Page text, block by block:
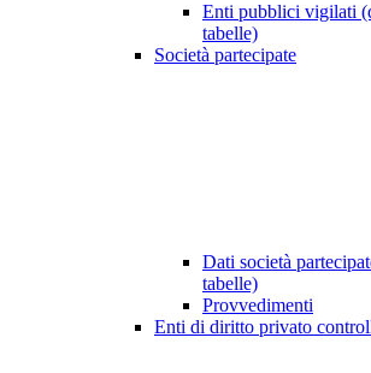
Enti pubblici vigilati
tabelle)
Società partecipate
Dati società
tabelle)
Provvedimenti
Enti di diritto privato